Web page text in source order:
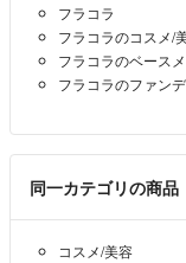
フラコラ
フラコラのコスメ/
フラコラのベース
フラコラのファン
同一カテゴリの商品
コスメ/美容